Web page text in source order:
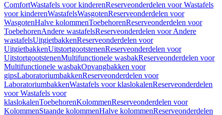
ComfortWastafels voor kinderenReserveonderdelen voor Wastafels
voor kinderenWastafelsWasgotenReserveonderdelen voor
WasgotenHalve kolommenToebehorenReserveonderdelen voor
ToebehorenAndere wastafelsReserveonderdelen voor Andere
wastafelsUitgietbakkenReserveonderdelen voor
UitgietbakkenUitstortgootstenenReserveonderdelen voor
UitstortgootstenenMultifunctionele wasbakReserveonderdelen voor
Multifunctionele wasbakOpvangbakken voor
gipsLaboratoriumbakkenReserveonderdelen voor
LaboratoriumbakkenWastafels voor klaslokalenReserveonderdelen
voor Wastafels voor
klaslokalenToebehorenKolommenReserveonderdelen voor
KolommenStaande kolommenHalve kolommenReserveonderdelen